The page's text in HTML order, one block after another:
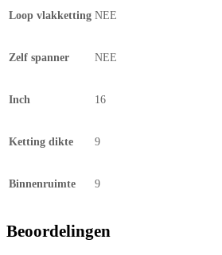
Loop vlakketting NEE
Zelf spanner NEE
Inch 16
Ketting dikte 9
Binnenruimte 9
Beoordelingen